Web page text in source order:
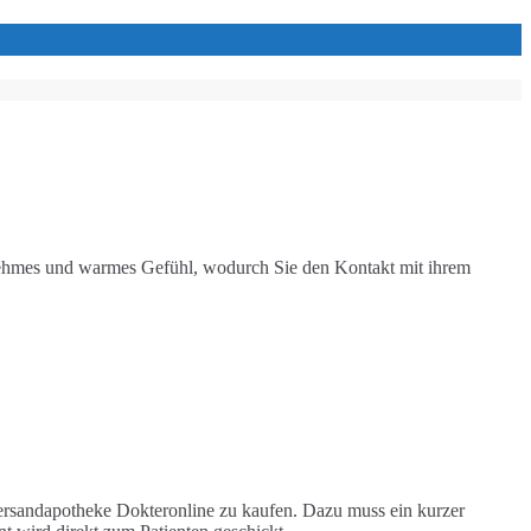
und warmes Gefühl, wodurch Sie den Kontakt mit ihrem
Dokteronline zu kaufen. Dazu muss ein kurzer